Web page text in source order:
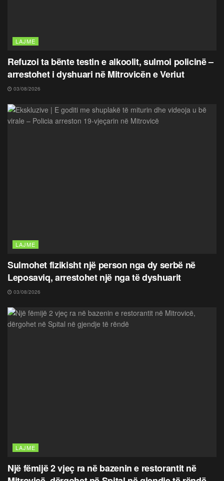
LAJME
Refuzoi ta bënte testin e alkoolit, sulmoi policinë –
arrestohet i dyshuari në Mitrovicën e Veriut
03/08/2026
LAJME
Sulmohet fizikisht një person nga dy serbë në
Leposaviq, arrestohet një nga të dyshuarit
03/08/2026
LAJME
Një fëmijë 2 vjeç ra në bazenin e restorantit në